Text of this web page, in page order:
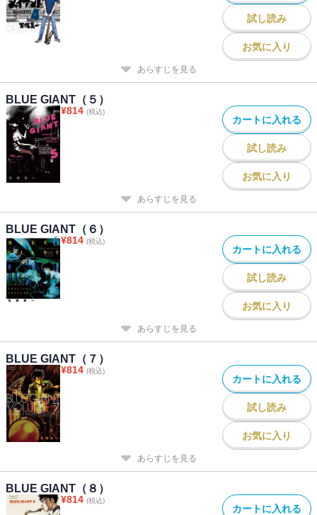
試し読み
お気に入り
あらすじを見る
BLUE GIANT（５）
¥814 (税込)
カートに入れる
試し読み
お気に入り
あらすじを見る
BLUE GIANT（６）
¥814 (税込)
カートに入れる
試し読み
お気に入り
あらすじを見る
BLUE GIANT（７）
¥814 (税込)
カートに入れる
試し読み
お気に入り
あらすじを見る
BLUE GIANT（８）
¥814 (税込)
カートに入れる